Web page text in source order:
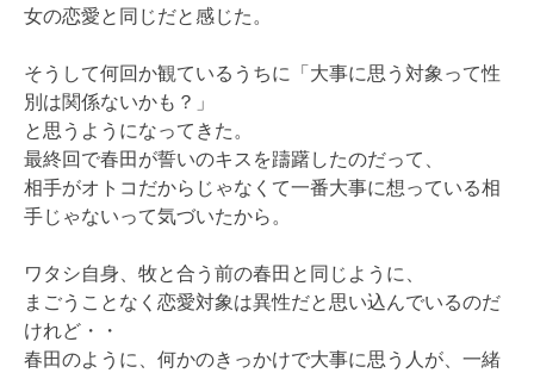
女の恋愛と同じだと感じた。
そうして何回か観ているうちに「大事に思う対象って性
別は関係ないかも？」
と思うようになってきた。
最終回で春田が誓いのキスを躊躇したのだって、
相手がオトコだからじゃなくて一番大事に想っている相
手じゃないって気づいたから。
ワタシ自身、牧と合う前の春田と同じように、
まごうことなく恋愛対象は異性だと思い込んでいるのだ
けれど・・
春田のように、何かのきっかけで大事に思う人が、一緒